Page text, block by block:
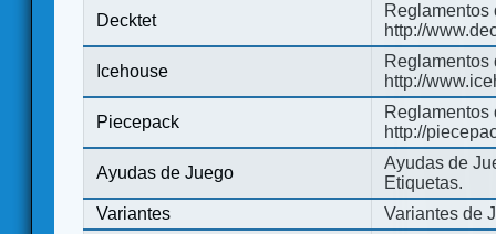
Decktet
Reglamentos
http://
Icehouse
Reglamentos
http://
Piecepack
Reglamentos
http://
Ayudas de Juego
Ayudas de
Etiquetas.
Variantes
Variantes de